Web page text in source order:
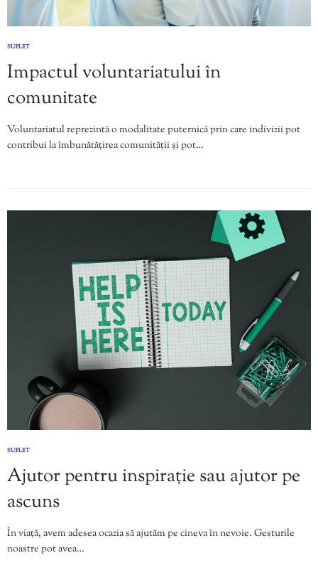
SUFLET
Impactul voluntariatului în
comunitate
Voluntariatul reprezintă o modalitate puternică prin care indivizii pot
contribui la îmbunătățirea comunității și pot…
SUFLET
Ajutor pentru inspirație sau ajutor pe
ascuns
În viață, avem adesea ocazia să ajutăm pe cineva în nevoie. Gesturile
noastre pot avea…